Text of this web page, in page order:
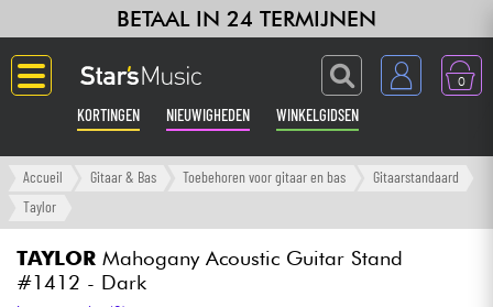
BETAAL IN 24 TERMIJNEN
0
KORTINGEN NIEUWIGHEDEN WINKELGIDSEN
Langue
Versterker & Effecten
Accueil Gitaar & Bas Toebehoren voor gitaar en bas
Gitaarstandaard
Taylor
TAYLOR Mahogany Acoustic Guitar Stand
#1412 - Dark